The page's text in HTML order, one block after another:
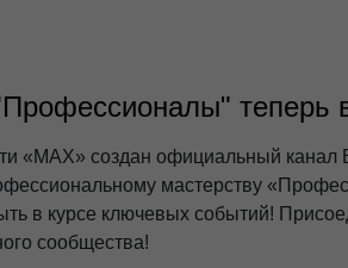
теперь
«МАХ» создан официальный канал
мастерству
в курсе ключевых событий!
сообщества!